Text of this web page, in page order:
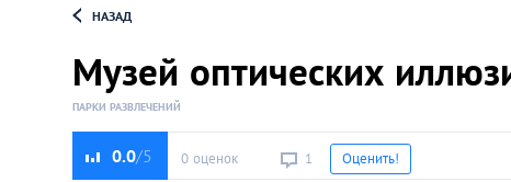
Loading...
НАЗАД
Музей оптических
ПАРКИ РАЗВЛЕЧЕНИЙ
0.0 0 оценок 1 Оценить!